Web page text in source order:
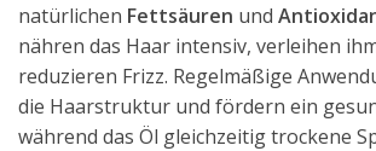
natürlichen Fettsäuren und
nähren das Haar intensiv, verleihen
reduzieren Frizz. Regelmäßige
die Haarstruktur und fördern ein
während das Öl gleichzeitig trockene